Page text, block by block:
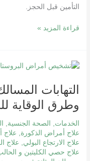
التأمين قبل الحجز.
قراءة المزيد »
التهابات
وطرق الوقاية
الخدمات الصحة الجنسية
علاج أمراض الذكورة
علاج
علاج الارتجاع البولي
علاج
علاج حصي الكليتين و
التهابات
البولية:
أعراض،
علاج
وطرق
الوقاية
للرجال
والنساء